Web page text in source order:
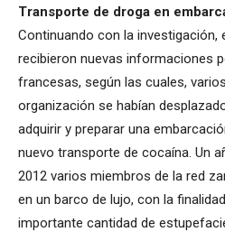
Transporte de droga en
Continuando con la investigación,
recibieron nuevas informaciones
francesas, según las cuales,
organización se habían
adquirir y preparar una
nuevo transporte de cocaína. Un
2012 varios miembros de la red
en un barco de lujo, con la
importante cantidad de